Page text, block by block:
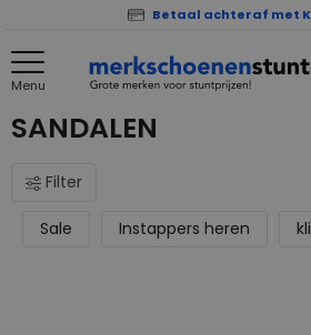
Betaal achteraf met
Menu
SANDALEN
Filter
Sale Instappers heren